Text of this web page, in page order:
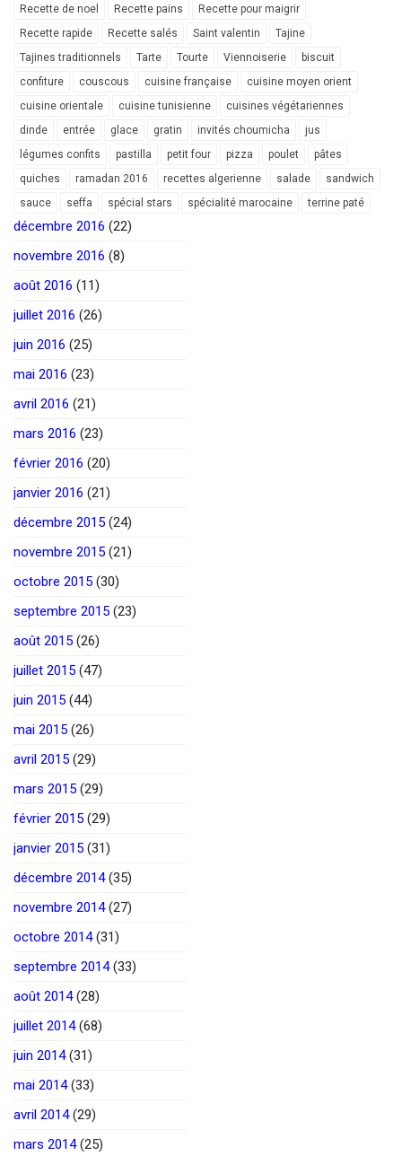
Recette de noel Recette pains
Recette pour maigrir
Recette rapide
Recette salés Saint valentin
Tajine
Tajines traditionnels
Tarte Tourte Viennoiserie
biscuit
confiture
couscous cuisine française
cuisine moyen orient
cuisine orientale
cuisine tunisienne
cuisines végétariennes
dinde
entrée glace gratin invités choumicha
jus
légumes confits
pastilla petit four pizza poulet
pâtes
quiches
ramadan 2016 recettes algerienne salade
sandwich
sauce
seffa spécial stars spécialité marocaine terrine paté
décembre 2016 (22)
novembre 2016 (8)
août 2016 (11)
juillet 2016 (26)
juin 2016 (25)
mai 2016 (23)
avril 2016 (21)
mars 2016 (23)
février 2016 (20)
janvier 2016 (21)
décembre 2015 (24)
novembre 2015 (21)
octobre 2015 (30)
septembre 2015 (23)
août 2015 (26)
juillet 2015 (47)
juin 2015 (44)
mai 2015 (26)
avril 2015 (29)
mars 2015 (29)
février 2015 (29)
janvier 2015 (31)
décembre 2014(35)
novembre 2014(27)
octobre 2014(31)
septembre 2014(33)
août 2014(28)
juillet 2014(68)
juin 2014(31)
mai 2014(33)
avril 2014(29)
mars 2014(25)